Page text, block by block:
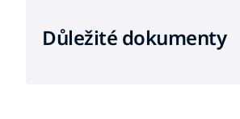
Důležité dokumenty